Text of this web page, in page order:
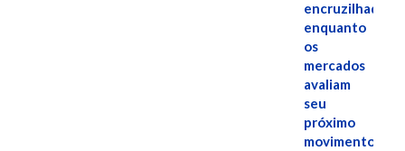
encruzilhada
enquanto
os
mercados
avaliam
seu
próximo
movimento.